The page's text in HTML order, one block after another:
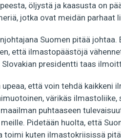
öljystä ja kaasusta on
jotka ovat meidän
Suomen pitää
että ilmastopäästöjä
Slovakian presidentti taas
upeaa, että voin tehdä kaikkeni
värikäs
puhtaaseen
Pidetään huolta, että
toimi kuten ilmastokriisissä